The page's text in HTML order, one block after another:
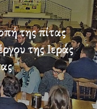
της πίτας
της Ιεράς